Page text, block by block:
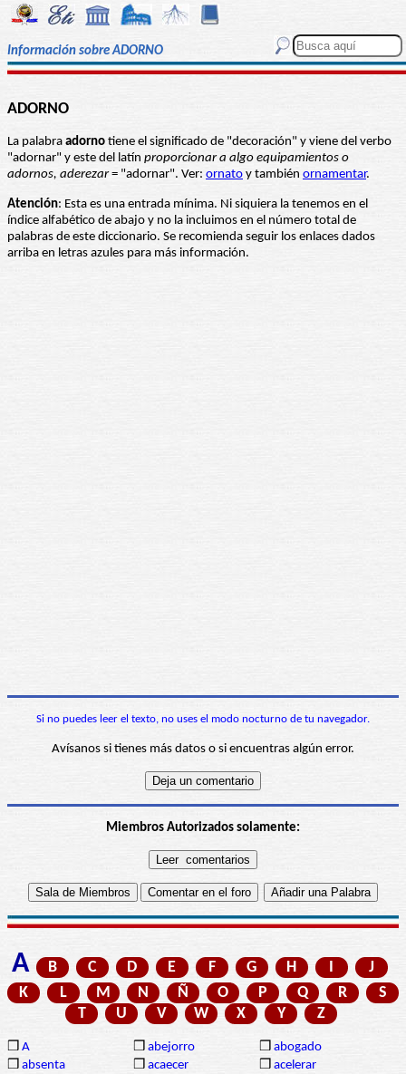
Información sobre ADORNO
ADORNO
La palabra adorno tiene el significado de "decoración" y viene del verbo
"adornar" y este del latín proporcionar a algo equipamientos o
adornos, aderezar= "adornar". Ver: ornato y también ornamentar.
Atención: Esta es una entrada mínima. Ni siquiera la tenemos en el
índice alfabético de abajo y no la incluimos en el número total de
palabras de este diccionario. Se recomienda seguir los enlaces dados
arriba en letras azules para más información.
Si no puedes leer el texto, no uses el modo nocturno de tu navegador.
Avísanos si tienes más datos o si encuentras algún error.
Miembros Autorizados solamente:
A B C D E F G H I
J
K
L M N Ñ O P Q R
S
T
U V W X Y Z
❒ A ❒ abejorro ❒ abogado
❒ absenta ❒ acaecer ❒ acelerar